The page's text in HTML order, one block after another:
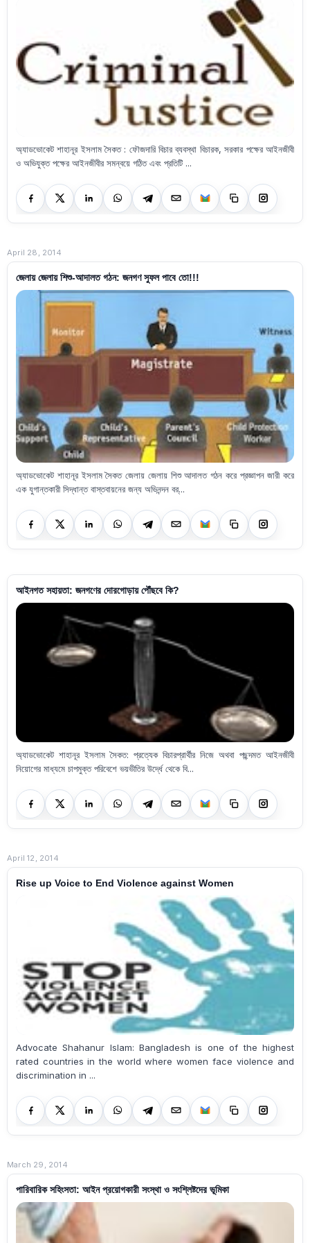
অ্যাডভোকেট শাহানূর ইসলাম সৈকত : ফৌজদারি বিচার ব্যবস্থা বিচারক, সরকার পক্ষের আইনজীবী
ও অভিযুক্ত পক্ষের আইনজীবীর সমন্বয়ে গঠিত এবং প্রতিটি ...
April 28, 2014
জেলায় জেলায় শিশু-আদালত গঠন: জনগণ সুফল পাবে তো!!!
অ্যাডভোকেট শাহানূর ইসলাম সৈকত জেলায় জেলায় শিশু আদালত গঠন করে প্রজ্ঞাপন জারী করে
এক যুগান্তকারী সিদ্ধান্ত বাস্তবায়নের জন্য অভিনন্দন বর্...
আইনগত সহায়তা: জনগণের দোরগোড়ায় পৌঁছবে কি?
অ্যাডভোকেট শাহানূর ইসলাম সৈকত: প্রত্যেক বিচারপ্রার্থীর নিজে অথবা পছন্দমত আইনজীবী
নিয়োগের মাধ্যমে চাপমুক্ত পরিবেশে ভয়ভীতির উর্দ্ধে থেকে বি...
April 12, 2014
Rise up Voice to End Violence against Women
Advocate Shahanur Islam: Bangladesh is one of the highest
rated countries in the world where women face violence and
discrimination in ...
March 29, 2014
পারিবারিক সহিংসতা: আইন প্রয়োগকারী সংস্থা ও সংশ্লিষ্টদের ভূমিকা